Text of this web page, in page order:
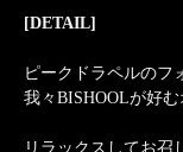
[DETAIL]
ピークドラペルのフ
我々BISHOOLが好
リラックスしてお召